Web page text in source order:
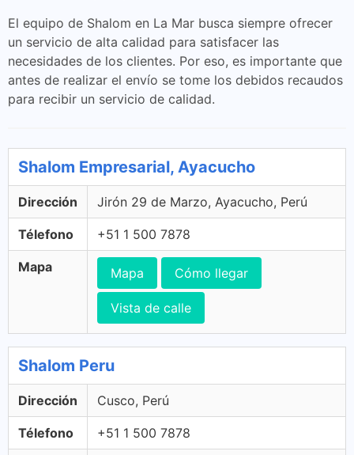
El equipo de Shalom en La Mar busca siempre ofrecer
un servicio de alta calidad para satisfacer las
necesidades de los clientes. Por eso, es importante que
antes de realizar el envío se tome los debidos recaudos
para recibir un servicio de calidad.
Shalom Empresarial, Ayacucho
Dirección Jirón 29 de Marzo, Ayacucho, Perú
Télefono +51 1 500 7878
Mapa Mapa Cómo llegar
Vista de calle
Shalom Peru
Dirección Cusco, Perú
Télefono +51 1 500 7878